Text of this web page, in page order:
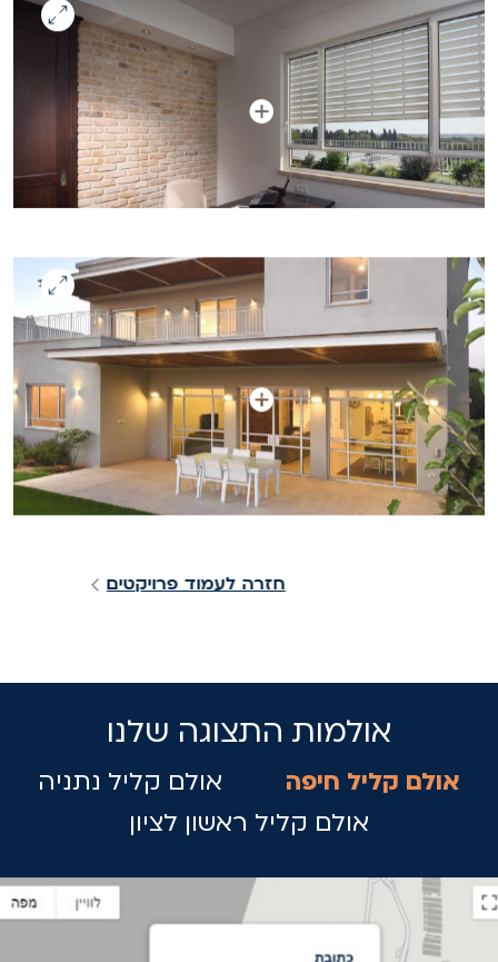
חזרה לעמוד פרויקטים
אולמות התצוגה שלנו
אולם קליל חיפה
אולם קליל נתניה
אולם קליל ראשון לציון